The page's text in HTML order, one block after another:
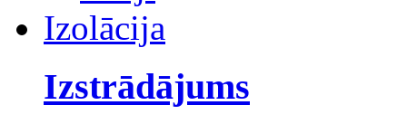
Izolācija
Izstrādājums